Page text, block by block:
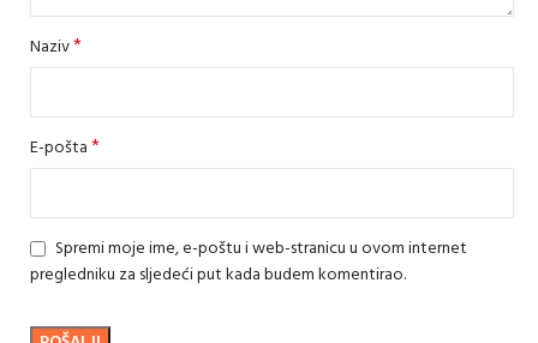
Naziv*
E-pošta*
Spremi moje ime, e-poštu i web-stranicu u ovom internet
pregledniku za sljedeći put kada budem komentirao.